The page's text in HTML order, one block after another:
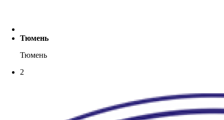
Тюмень
Тюмень
2